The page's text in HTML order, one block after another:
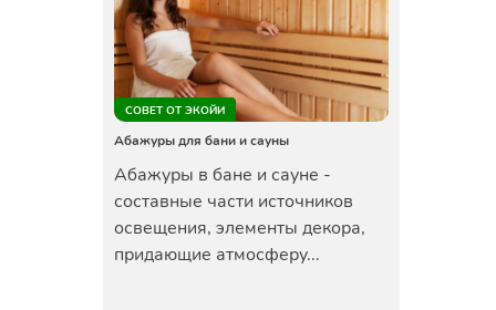
СОВЕТ ОТ ЭКОЙИ
Абажуры для бани и сауны
Абажуры в бане и сауне -
составные части источников
освещения, элементы декора,
придающие атмосферу...